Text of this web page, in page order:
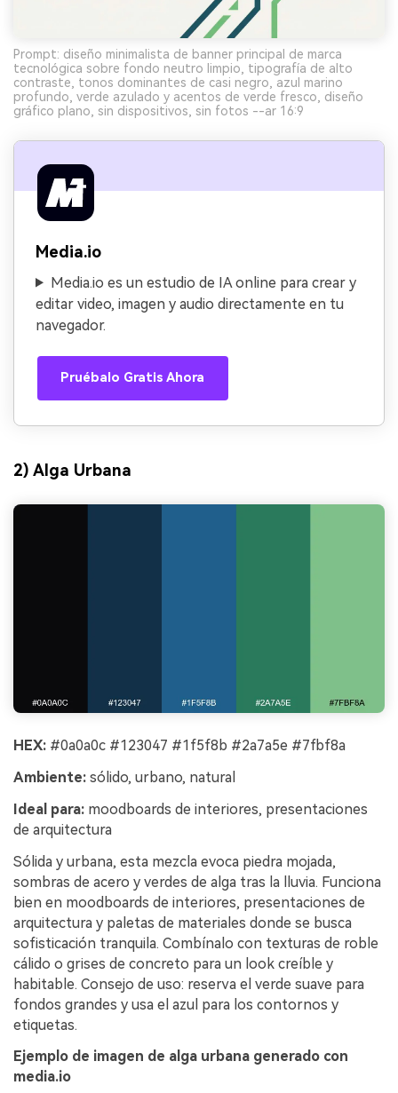
Prompt: diseño minimalista de banner principal de marca
tecnológica sobre fondo neutro limpio, tipografía de alto
contraste, tonos dominantes de casi negro, azul marino
profundo, verde azulado y acentos de verde fresco, diseño
gráfico plano, sin dispositivos, sin fotos --ar 16:9
Media.io
Media.io es un estudio de IA online para crear y
editar video, imagen y audio directamente en tu
navegador.
Pruébalo Gratis Ahora
2) Alga Urbana
HEX: #0a0a0c #123047 #1f5f8b #2a7a5e #7fbf8a
Ambiente: sólido, urbano, natural
Ideal para: moodboards de interiores, presentaciones
de arquitectura
Sólida y urbana, esta mezcla evoca piedra mojada,
sombras de acero y verdes de alga tras la lluvia. Funciona
bien en moodboards de interiores, presentaciones de
arquitectura y paletas de materiales donde se busca
sofisticación tranquila. Combínalo con texturas de roble
cálido o grises de concreto para un look creíble y
habitable. Consejo de uso: reserva el verde suave para
fondos grandes y usa el azul para los contornos y
etiquetas.
Ejemplo de imagen de alga urbana generado con
media.io